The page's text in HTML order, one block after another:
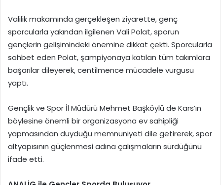
Valilik makamında gerçekleşen ziyarette, genç
sporcularla yakından ilgilenen Vali Polat, sporun
gençlerin gelişimindeki önemine dikkat çekti. Sporcularla
sohbet eden Polat, şampiyonaya katılan tüm takımlara
başarılar dileyerek, centilmence mücadele vurgusu
yaptı.
Gençlik ve Spor İl Müdürü Mehmet Başköylü de Kars’ın
böylesine önemli bir organizasyona ev sahipliği
yapmasından duyduğu memnuniyeti dile getirerek, spor
altyapısının güçlenmesi adına çalışmaların sürdüğünü
ifade etti.